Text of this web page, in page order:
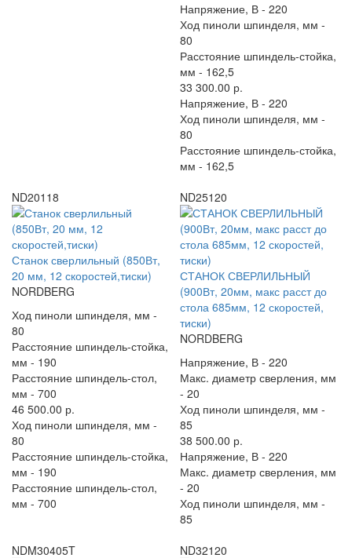
Напряжение, В - 220
Ход пиноли шпинделя, мм -
80
Расстояние шпиндель-стойка,
мм - 162,5
33 300.00 р.
Напряжение, В - 220
Ход пиноли шпинделя, мм -
80
Расстояние шпиндель-стойка,
мм - 162,5
ND20118
Станок сверлильный (850Вт,
20 мм, 12 скоростей,тиски)
NORDBERG
Ход пиноли шпинделя, мм -
80
Расстояние шпиндель-стойка,
мм - 190
Расстояние шпиндель-стол,
мм - 700
46 500.00 р.
Ход пиноли шпинделя, мм -
80
Расстояние шпиндель-стойка,
мм - 190
Расстояние шпиндель-стол,
мм - 700
ND25120
СТАНОК СВЕРЛИЛЬНЫЙ
(900Вт, 20мм, макс расст до
стола 685мм, 12 скоростей,
тиски)
NORDBERG
Напряжение, В - 220
Макс. диаметр сверления, мм
- 20
Ход пиноли шпинделя, мм -
85
38 500.00 р.
Напряжение, В - 220
Макс. диаметр сверления, мм
- 20
Ход пиноли шпинделя, мм -
85
NDM30405T
ND32120